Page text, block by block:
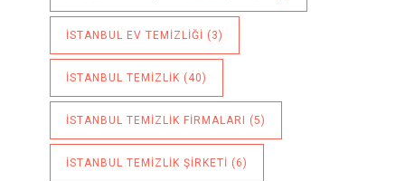
ISTANBUL EV TEMIZLIĞI (3)
ISTANBUL TEMIZLIK (40)
ISTANBUL TEMIZLIK FIRMALARI (5)
ISTANBUL TEMIZLIK ŞIRKETI (6)